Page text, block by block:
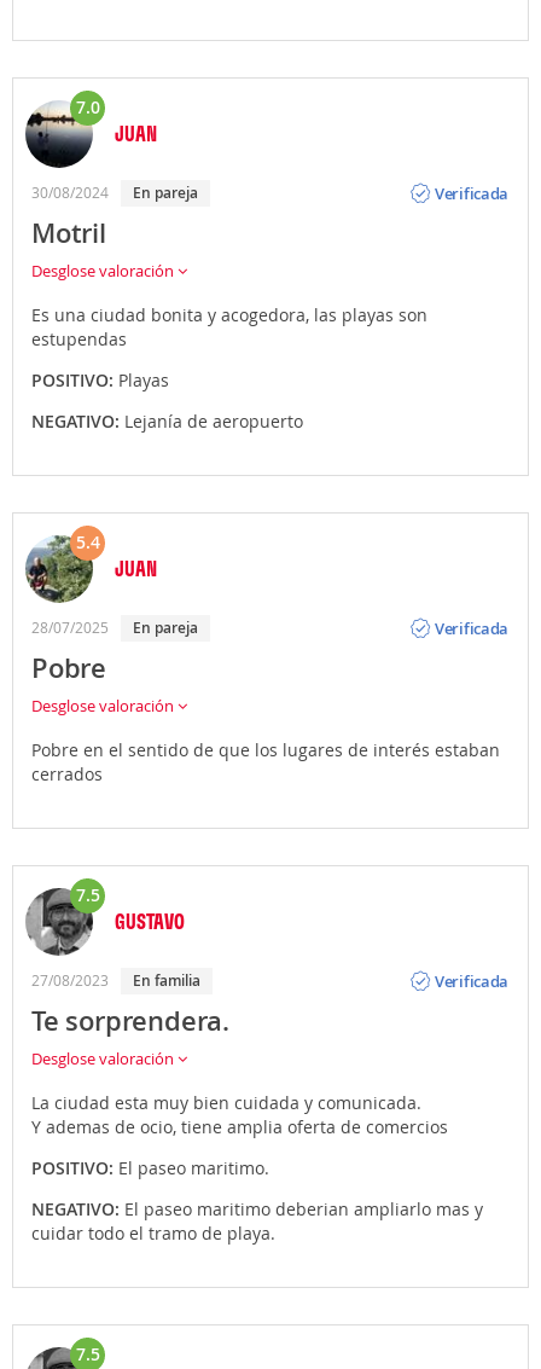
7.0
JUAN
30/08/2024 En pareja
Verificada
Motril
Desglose valoración
Es una ciudad bonita y acogedora, las playas son
estupendas
POSITIVO: Playas
NEGATIVO: Lejanía de aeropuerto
5.4
JUAN
28/07/2025 En pareja
Verificada
Pobre
Desglose valoración
Pobre en el sentido de que los lugares de interés estaban
cerrados
7.5
GUSTAVO
27/08/2023 En familia
Verificada
Te sorprendera.
Desglose valoración
La ciudad esta muy bien cuidada y comunicada.
Y ademas de ocio, tiene amplia oferta de comercios
POSITIVO: El paseo maritimo.
NEGATIVO: El paseo maritimo deberian ampliarlo mas y
cuidar todo el tramo de playa.
7.5